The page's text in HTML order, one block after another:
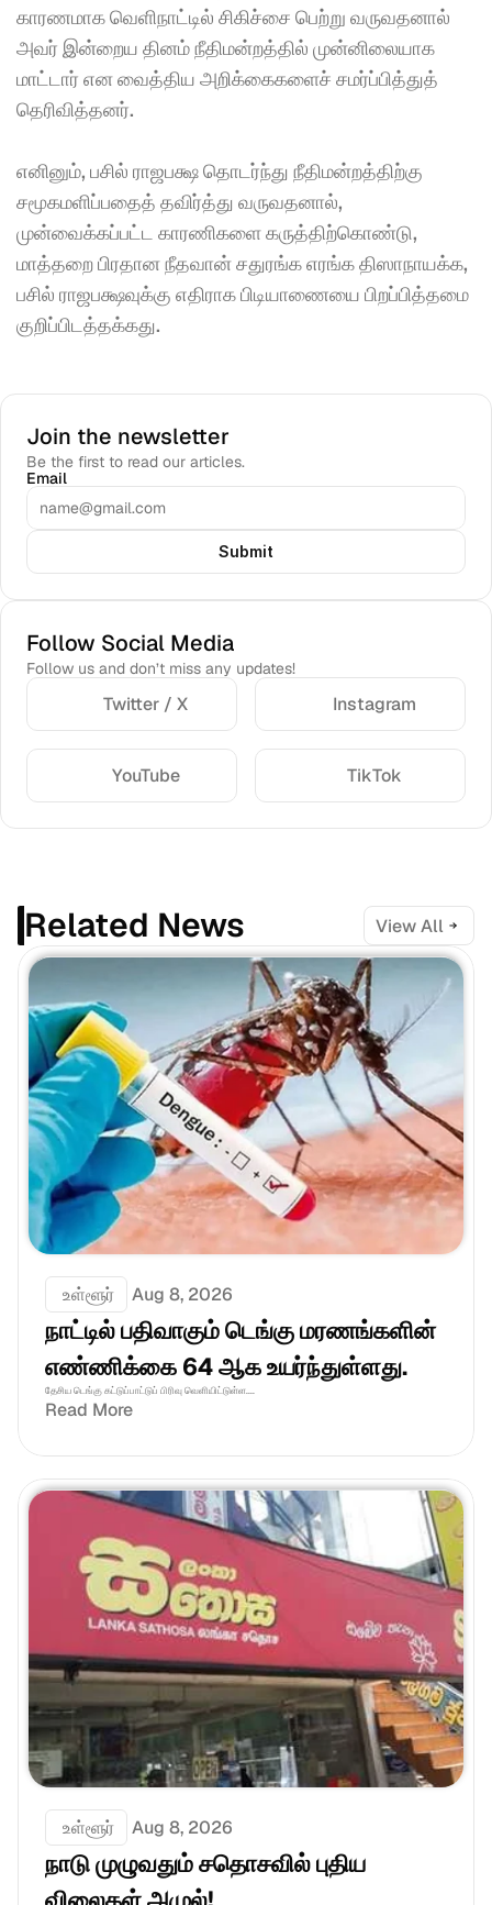
காரணமாக வெளிநாட்டில் சிகிச்சை பெற்று வருவதனால்
அவர் இன்றைய தினம் நீதிமன்றத்தில் முன்னிலையாக
மாட்டார் என வைத்திய அறிக்கைகளைச் சமர்ப்பித்துத்
தெரிவித்தனர்.
எனினும், பசில் ராஜபக்ஷ தொடர்ந்து நீதிமன்றத்திற்கு
சமூகமளிப்பதைத் தவிர்த்து வருவதனால்,
முன்வைக்கப்பட்ட காரணிகளை கருத்திற்கொண்டு,
மாத்தறை பிரதான நீதவான் சதுரங்க எரங்க திஸாநாயக்க,
பசில் ராஜபக்ஷவுக்கு எதிராக பிடியாணையை பிறப்பித்தமை
குறிப்பிடத்தக்கது.
Join the newsletter
Be the first to read our articles.
Email
Submit
Follow Social Media
Follow us and don’t miss any updates!
Twitter / X Instagram
YouTube TikTok
Related News View All
உள்ளூர் Aug 8, 2026
நாட்டில் பதிவாகும் டெங்கு மரணங்களின்
எண்ணிக்கை 64 ஆக உயர்ந்துள்ளது.
தேசிய டெங்கு கட்டுப்பாட்டுப் பிரிவு வெளியிட்டுள்ள....
Read More
உள்ளூர் Aug 8, 2026
நாடு முழுவதும் சதொசவில் புதிய